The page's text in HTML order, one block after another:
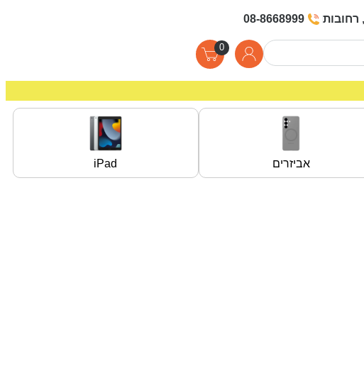
08-8668999
0
אביזרים iPad